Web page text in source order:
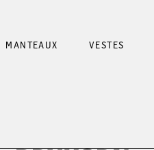
MANTEAUX VESTES